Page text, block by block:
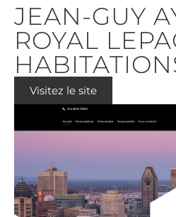
JEAN-GUY
ROYAL
Visitez le site